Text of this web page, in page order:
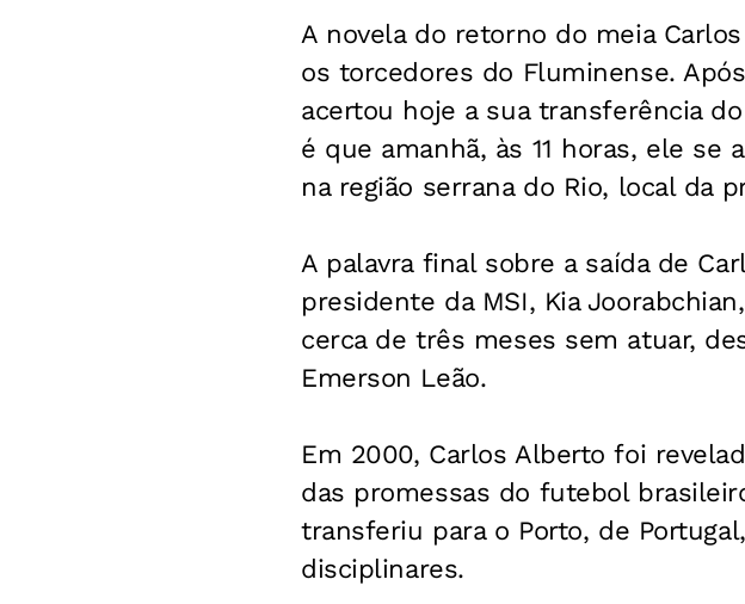
A novela do retorno do meia
os torcedores do Fluminense.
acertou hoje a sua transferência
é que amanhã, às 11 horas, ele se
na região serrana do Rio, local da
A palavra final sobre a saída de
presidente da MSI, Kia
cerca de três meses sem atuar,
Emerson Leão.
Em 2000, Carlos Alberto foi
das promessas do futebol
transferiu para o Porto, de
disciplinares.